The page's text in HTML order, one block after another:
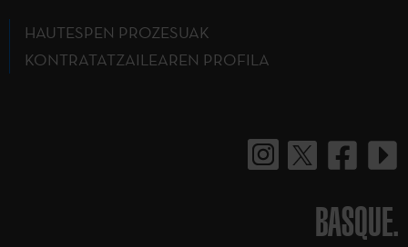
HAUTESPEN PROZESUAK
KONTRATATZAILEAREN PROFILA
BASQUE.